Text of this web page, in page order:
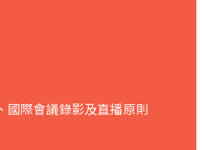
國際會議錄影及直播原則